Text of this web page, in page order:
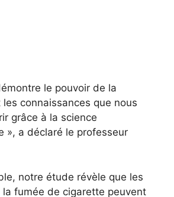
le pouvoir de la
connaissances que nous
grâce à la science
», a déclaré le professeur
notre étude révèle que les
fumée de cigarette peuvent